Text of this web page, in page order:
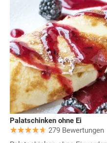
Palatschinken ohne Ei
279 Bewertungen